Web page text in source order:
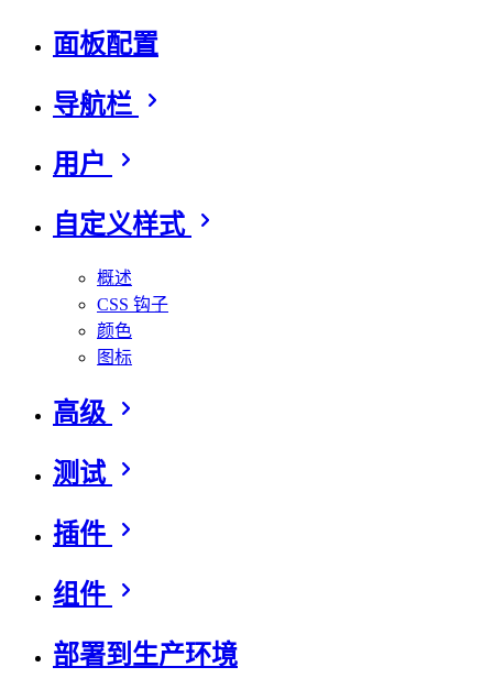
面板配置
导航栏
用户
自定义样式
概述
CSS 钩子
颜色
图标
高级
测试
插件
组件
部署到生产环境